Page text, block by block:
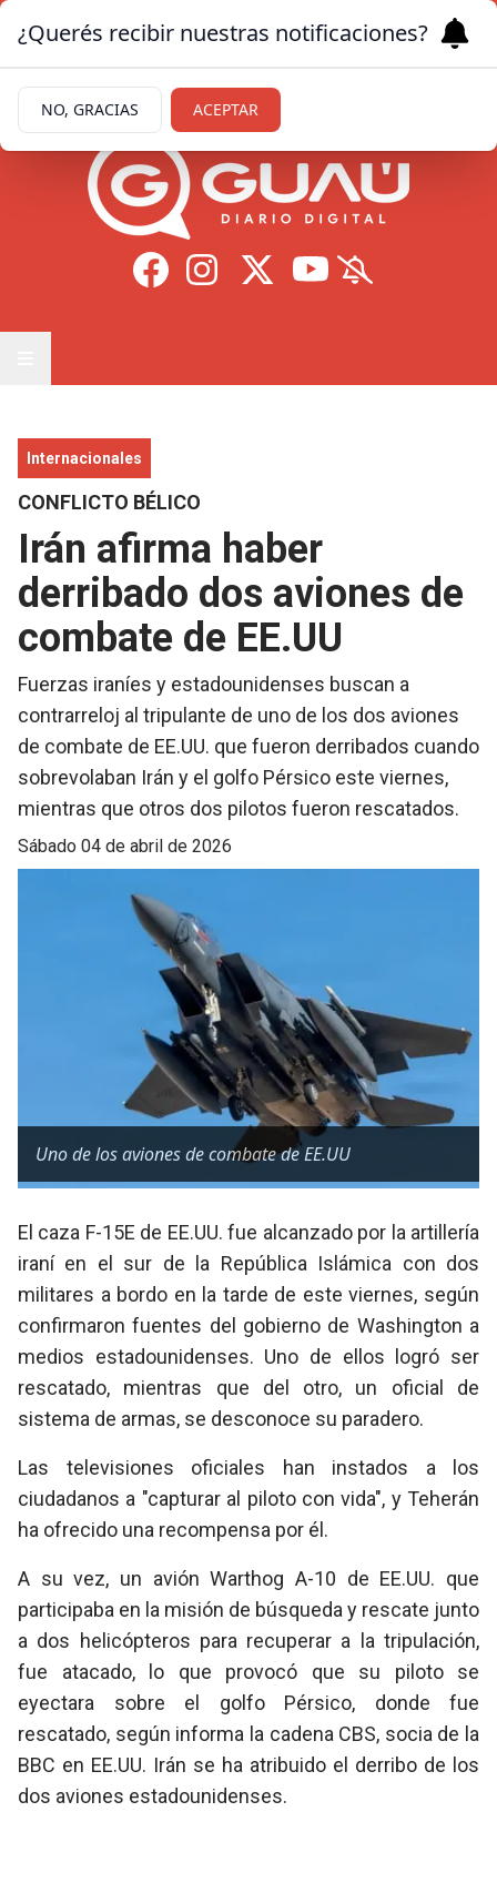
16.1ºc | Formosa
Internacionales
CONFLICTO BÉLICO
Irán afirma haber
derribado dos aviones de
combate de EE.UU
Fuerzas iraníes y estadounidenses buscan a
contrarreloj al tripulante de uno de los dos aviones
de combate de EE.UU. que fueron derribados cuando
sobrevolaban Irán y el golfo Pérsico este viernes,
mientras que otros dos pilotos fueron rescatados.
sábado 04 de abril de 2026
Uno de los aviones de combate de EE.UU
El caza F-15E de EE.UU. fue alcanzado por la artillería
iraní en el sur de la República Islámica con dos
militares a bordo en la tarde de este viernes, según
confirmaron fuentes del gobierno de Washington a
medios estadounidenses. Uno de ellos logró ser
rescatado, mientras que del otro, un oficial de
sistema de armas, se desconoce su paradero.
Las televisiones oficiales han instados a los
ciudadanos a "capturar al piloto con vida", y Teherán
ha ofrecido una recompensa por él.
A su vez, un avión Warthog A-10 de EE.UU. que
participaba en la misión de búsqueda y rescate junto
a dos helicópteros para recuperar a la tripulación,
fue atacado, lo que provocó que su piloto se
eyectara sobre el golfo Pérsico, donde fue
rescatado, según informa la cadena CBS, socia de la
BBC en EE.UU. Irán se ha atribuido el derribo de los
dos aviones estadounidenses.
¿Querés recibir nuestras notificaciones?
NO, GRACIAS ACEPTAR